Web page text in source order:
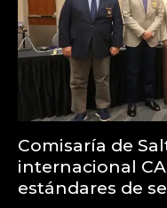
Comisaría de
internacional
estándares de